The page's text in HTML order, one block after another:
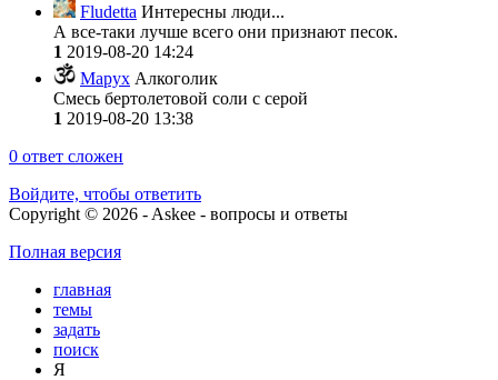
Fludetta Интересны люди...
А все-таки лучше всего они признают песок.
1 2019-08-20 14:24
Mapyx Алкоголик
Смесь бертолетовой соли с серой
1 2019-08-20 13:38
0 ответ сложен
Войдите, чтобы ответить
Copyright © 2026 - Askee - вопросы и ответы
Полная версия
главная
темы
задать
поиск
Я